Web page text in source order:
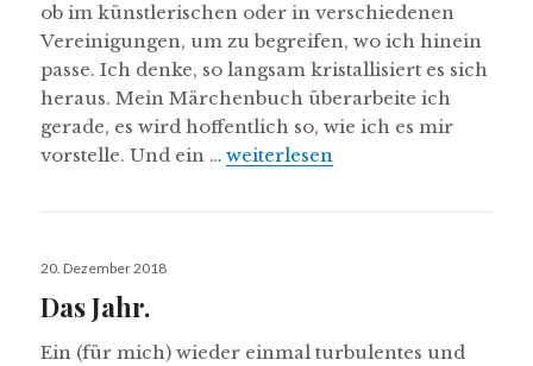
ob im künstlerischen oder in verschiedenen
Vereinigungen, um zu begreifen, wo ich hinein
passe. Ich denke, so langsam kristallisiert es sich
heraus. Mein Märchenbuch überarbeite ich
gerade, es wird hoffentlich so, wie ich es mir
vorstelle. Und ein …Es gibt Neues
weiterlesen
Veröffentlicht
20. Dezember 2018
Das Jahr.
Ein (für mich) wieder einmal turbulentes und